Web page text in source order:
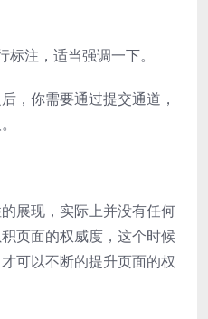
注，适当强调一下。
，你需要通过提交通道，
展现，实际上并没有任何
页面的权威度，这个时候
可以不断的提升页面的权